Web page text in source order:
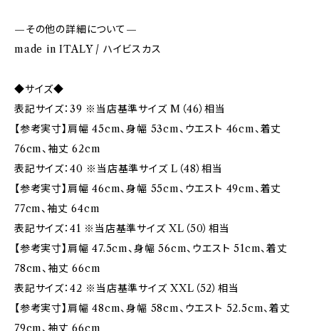
—その他の詳細について—
made in ITALY / ハイビスカス
◆サイズ◆
表記サイズ：39 ※当店基準サイズ M（46）相当
【参考実寸】肩幅 45cm、身幅 53cm、ウエスト 46cm、着丈
76cm、袖丈 62cm
表記サイズ：40 ※当店基準サイズ L（48）相当
【参考実寸】肩幅 46cm、身幅 55cm、ウエスト 49cm、着丈
77cm、袖丈 64cm
表記サイズ：41 ※当店基準サイズ XL（50）相当
【参考実寸】肩幅 47.5cm、身幅 56cm、ウエスト 51cm、着丈
78cm、袖丈 66cm
表記サイズ：42 ※当店基準サイズ XXL（52）相当
【参考実寸】肩幅 48cm、身幅 58cm、ウエスト 52.5cm、着丈
79cm、袖丈 66cm